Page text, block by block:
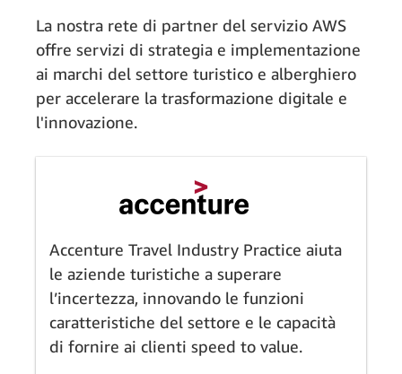
La nostra rete di partner del servizio AWS
offre servizi di strategia e implementazione
ai marchi del settore turistico e alberghiero
per accelerare la trasformazione digitale e
l'innovazione.
Accenture Travel Industry Practice aiuta
le aziende turistiche a superare
l’incertezza, innovando le funzioni
caratteristiche del settore e le capacità
di fornire ai clienti speed to value.